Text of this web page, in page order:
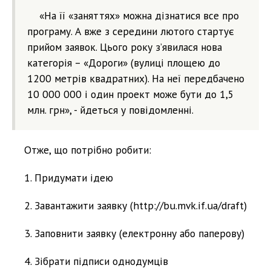
«На її «заняттях» можна дізнатися все про
програму. А вже з середини лютого стартує
прийом заявок. Цього року з’явилася нова
категорія – «Дороги» (вулиці площею до
1200 метрів квадратних). На неї передбачено
10 000 000 і один проект може бути до 1,5
млн. грн», - йдеться у повідомленні.
Отже, що потрібно робити:
1. Придумати ідею
2. Завантажити заявку (http://bu.mvk.if.ua/draft)
3. Заповнити заявку (електронну або паперову)
4. Зібрати підписи однодумців